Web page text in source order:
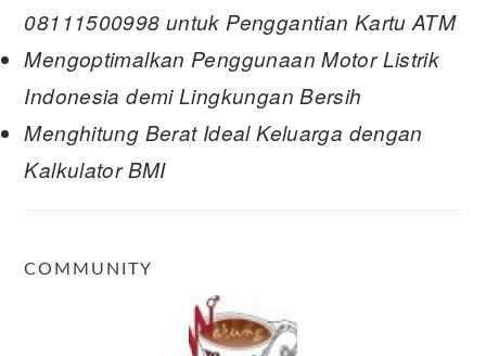
08111500998 untuk Penggantian Kartu ATM
Mengoptimalkan Penggunaan Motor Listrik
Indonesia demi Lingkungan Bersih
Menghitung Berat Ideal Keluarga dengan
Kalkulator BMI
COMMUNITY